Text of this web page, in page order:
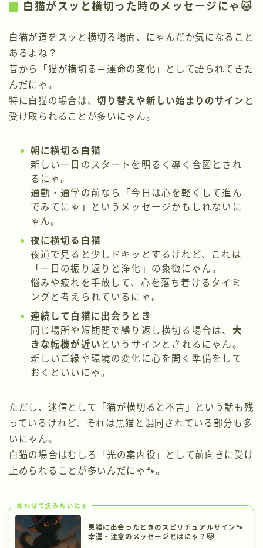
白猫がスッと横切った時のメッセージにゃ🐱
白猫が道をスッと横切る場面、にゃんだか気になること
あるよね？
昔から「猫が横切る＝運命の変化」として語られてきた
んだにゃ。
特に白猫の場合は、切り替えや新しい始まりのサイン と
受け取られることが多いにゃん。
朝に横切る白猫
新しい一日のスタートを明るく導く合図とされ
るにゃ。
通勤・通学の前なら「今日は心を軽くして進ん
でみてにゃ」というメッセージかもしれないに
ゃん。
夜に横切る白猫
夜道で見ると少しドキッとするけれど、これは
「一日の振り返りと浄化」の象徴にゃん。
悩みや疲れを手放して、心を落ち着けるタイミ
ングと考えられているにゃ。
連続して白猫に出会うとき
同じ場所や短期間で繰り返し横切る場合は、 大
きな転機が近い というサインとされるにゃん。
新しいご縁や環境の変化に心を開く準備をして
おくといいにゃ。
ただし、迷信として「猫が横切ると不吉」という話も残
っているけれど、それは黒猫と混同されている部分も多
いにゃん。
白猫の場合はむしろ「光の案内役」として前向きに受け
止められることが多いんだにゃ🐾。
あわせて読みたいにゃ
黒猫に出会ったときのスピリチュアルサイン🐾
幸運・注意のメッセージとはにゃ？🐱